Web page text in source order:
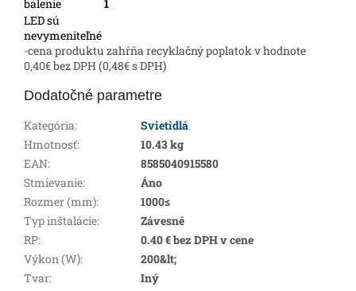
balenie
1
LED sú
nevymeniteľné
-cena produktu zahŕňa recyklačný poplatok v hodnote
0,40€ bez DPH (0,48€ s DPH)
Dodatočné parametre
Kategória:
Svietidlá
Hmotnosť:
10.43 kg
EAN:
8585040915580
Stmievanie:
Áno
Rozmer (mm):
1000≤
Typ inštalácie:
Závesné
RP:
0.40 € bez DPH v cene
Výkon (W):
200&lt;
Tvar:
Iný